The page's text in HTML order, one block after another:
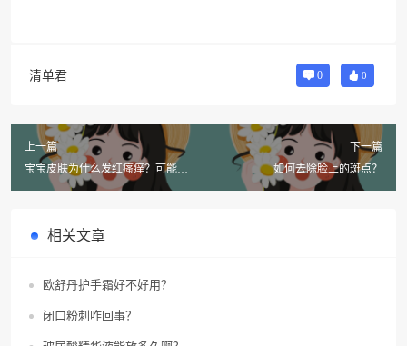
清单君 0 0
上一篇
宝宝皮肤为什么发红瘙痒？可能是
干性湿疹，怎么办？
下一篇
如何去除脸上的斑点？
相关文章
欧舒丹护手霜好不好用？
闭口粉刺咋回事？